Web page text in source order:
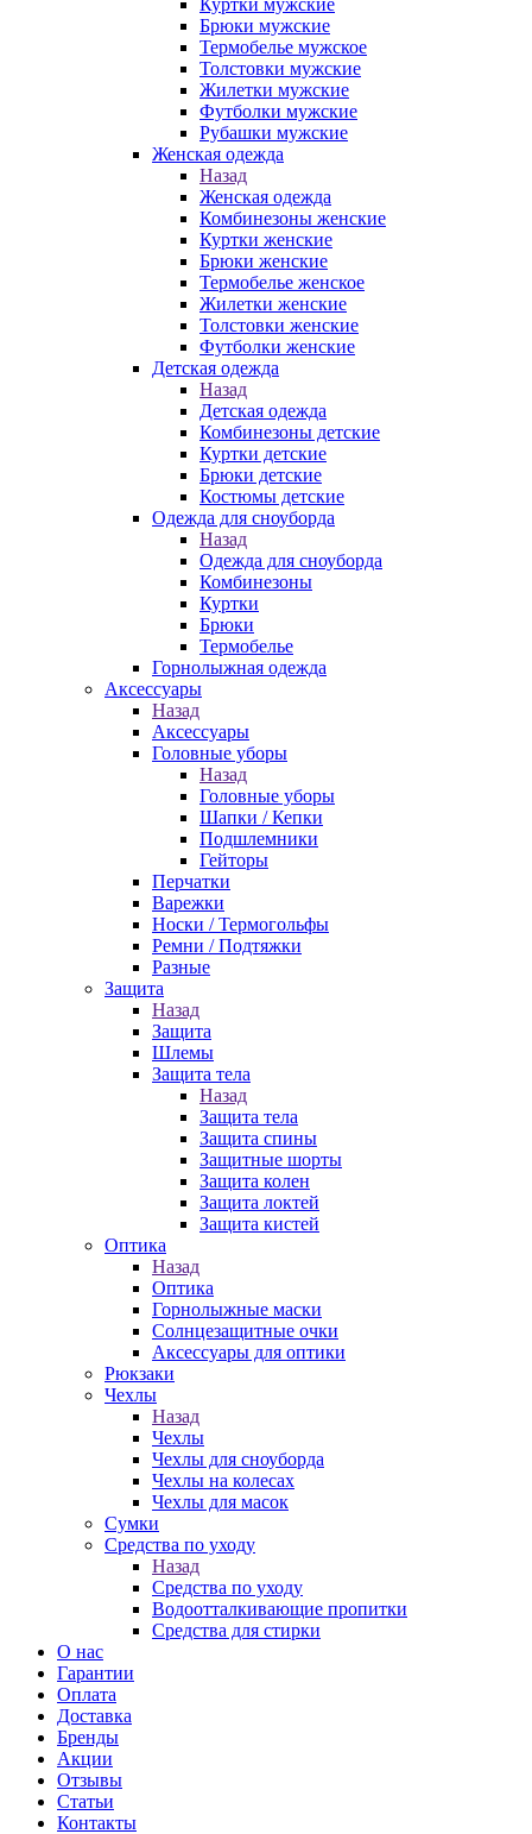
Куртки мужские
Брюки мужские
Термобелье мужское
Толстовки мужские
Жилетки мужские
Футболки мужские
Рубашки мужские
Женская одежда
Назад
Женская одежда
Комбинезоны женские
Куртки женские
Брюки женские
Термобелье женское
Жилетки женские
Толстовки женские
Футболки женские
Детская одежда
Назад
Детская одежда
Комбинезоны детские
Куртки детские
Брюки детские
Костюмы детские
Одежда для сноуборда
Назад
Одежда для сноуборда
Комбинезоны
Куртки
Брюки
Термобелье
Горнолыжная одежда
Аксессуары
Назад
Аксессуары
Головные уборы
Назад
Головные уборы
Шапки / Кепки
Подшлемники
Гейторы
Перчатки
Варежки
Носки / Термогольфы
Ремни / Подтяжки
Разные
Защита
Назад
Защита
Шлемы
Защита тела
Назад
Защита тела
Защита спины
Защитные шорты
Защита колен
Защита локтей
Защита кистей
Оптика
Назад
Оптика
Горнолыжные маски
Солнцезащитные очки
Аксессуары для оптики
Рюкзаки
Чехлы
Назад
Чехлы
Чехлы для сноуборда
Чехлы на колесах
Чехлы для масок
Сумки
Средства по уходу
Назад
Средства по уходу
Водоотталкивающие пропитки
Средства для стирки
О нас
Гарантии
Оплата
Доставка
Бренды
Акции
Отзывы
Статьи
Контакты